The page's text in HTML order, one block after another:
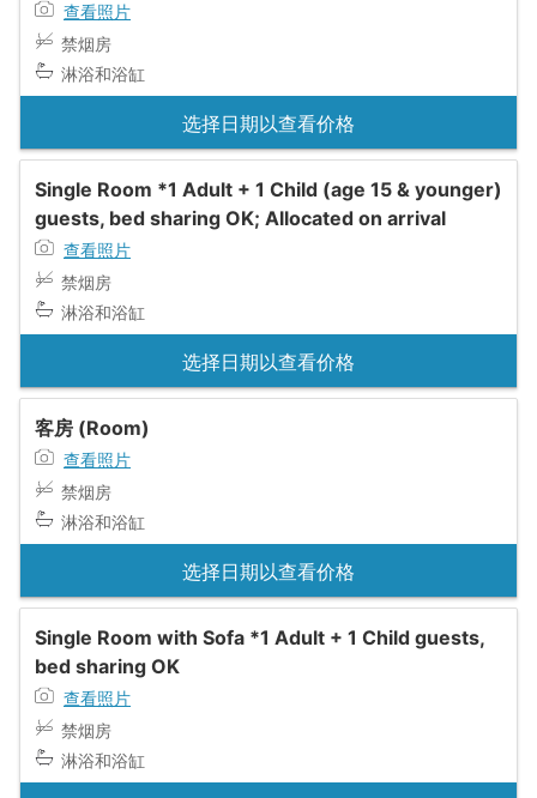
查看照片
禁烟房
淋浴和浴缸
选择日期以查看价格
Single Room *1 Adult + 1 Child (age 15 & younger)
guests, bed sharing OK; Allocated on arrival
查看照片
禁烟房
淋浴和浴缸
选择日期以查看价格
客房 (Room)
查看照片
禁烟房
淋浴和浴缸
选择日期以查看价格
Single Room with Sofa *1 Adult + 1 Child guests,
bed sharing OK
查看照片
禁烟房
淋浴和浴缸